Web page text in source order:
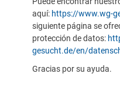
aquí: https://www.wg-
siguiente página se
protección de datos:
gesucht.de/en/
Gracias por su ayuda.